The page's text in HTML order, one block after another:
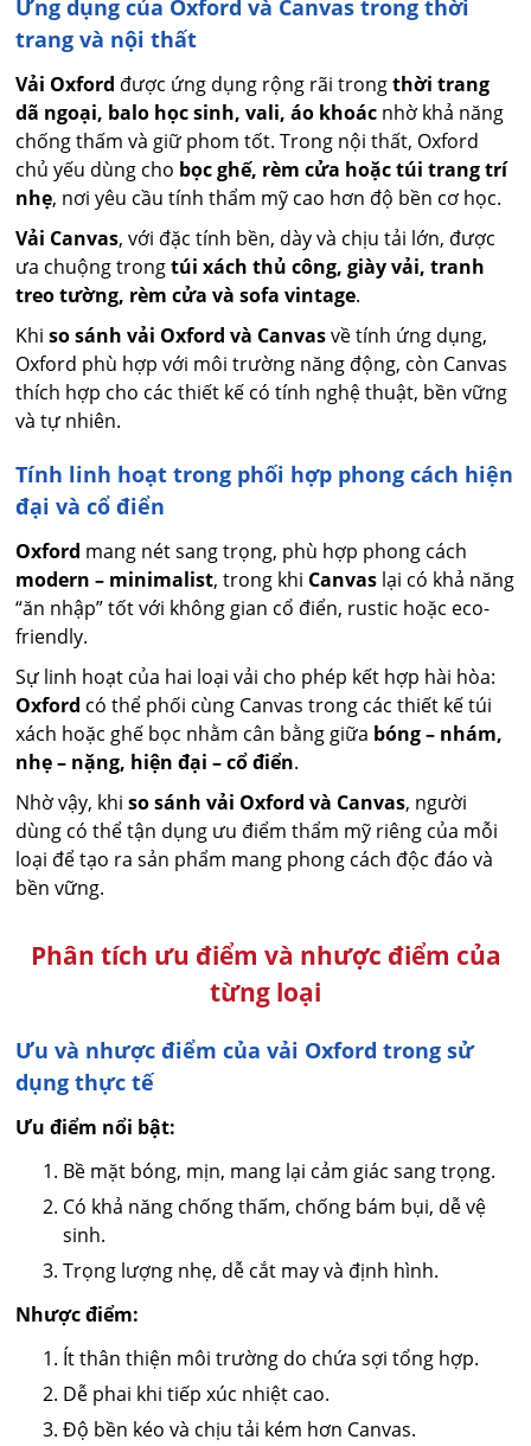
Ứng dụng của Oxford và Canvas trong thời
trang và nội thất
Vải Oxford được ứng dụng rộng rãi trongthời trang
dã ngoại, balo học sinh, vali, áo khoác nhờ khả năng
chống thấm và giữ phom tốt. Trong nội thất, Oxford
chủ yếu dùng cho bọc ghế, rèm cửa hoặc túi trang trí
nhẹ, nơi yêu cầu tính thẩm mỹ cao hơn độ bền cơ học.
Vải Canvas, với đặc tính bền, dày và chịu tải lớn, được
ưa chuộng trongtúi xách thủ công, giày vải, tranh
treo tường, rèm cửa và sofa vintage.
Khiso sánh vải Oxford và Canvasvề tính ứng dụng,
Oxford phù hợp với môi trường năng động, còn Canvas
thích hợp cho các thiết kế có tính nghệ thuật, bền vững
và tự nhiên.
Tính linh hoạt trong phối hợp phong cách hiện
đại và cổ điển
Oxford mang nét sang trọng, phù hợp phong cách
modern – minimalist, trong khi Canvas lại có khả năng
“ăn nhập” tốt với không gian cổ điển, rustic hoặc eco-
friendly.
Sự linh hoạt của hai loại vải cho phép kết hợp hài hòa:
Oxford có thể phối cùng Canvas trong các thiết kế túi
xách hoặc ghế bọc nhằm cân bằng giữa bóng – nhám,
nhẹ – nặng, hiện đại – cổ điển.
Nhờ vậy, khiso sánh vải Oxford và Canvas, người
dùng có thể tận dụng ưu điểm thẩm mỹ riêng của mỗi
loại để tạo ra sản phẩm mang phong cách độc đáo và
bền vững.
Phân tích ưu điểm và nhược điểm của
từng loại
Ưu và nhược điểm của vải Oxford trong sử
dụng thực tế
Ưu điểm nổi bật:
Bề mặt bóng, mịn, mang lại cảm giác sang trọng.
Có khả năng chống thấm, chống bám bụi, dễ vệ
sinh.
Trọng lượng nhẹ, dễ cắt may và định hình.
Nhược điểm:
Ít thân thiện môi trường do chứa sợi tổng hợp.
Dễ phai khi tiếp xúc nhiệt cao.
Độ bền kéo và chịu tải kém hơn Canvas.